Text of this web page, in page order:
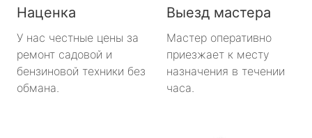
Наценка
У нас честные цены за
ремонт садовой и
бензиновой техники без
обмана.
Выезд мастера
Мастер оперативно
приезжает к месту
назначения в течении
часа.